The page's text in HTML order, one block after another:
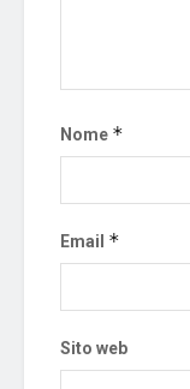
Nome *
Email *
Sito web